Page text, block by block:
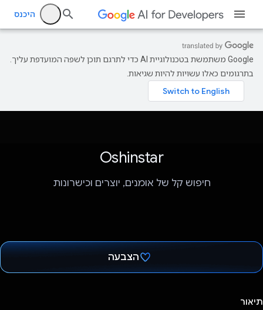
היכנס
‫Google משתמשת בטכנולוגיית AI כדי לתרגם תוכן לשפה המועדפת עליך.
בתרגומים כאלו עשויות להיות שגיאות.
Oshinstar
חיפוש קל של אומנים, יוצרים וכישרונות
הצבעה
תיאור